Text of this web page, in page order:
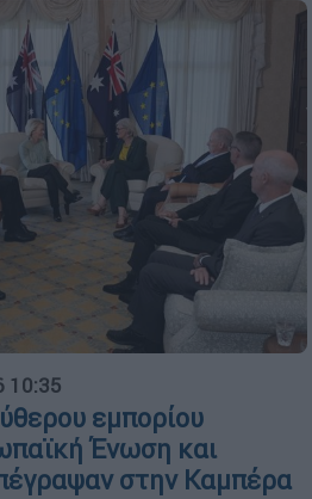
10:35
εμπορίου
Ένωση και
στην Καμπέρα